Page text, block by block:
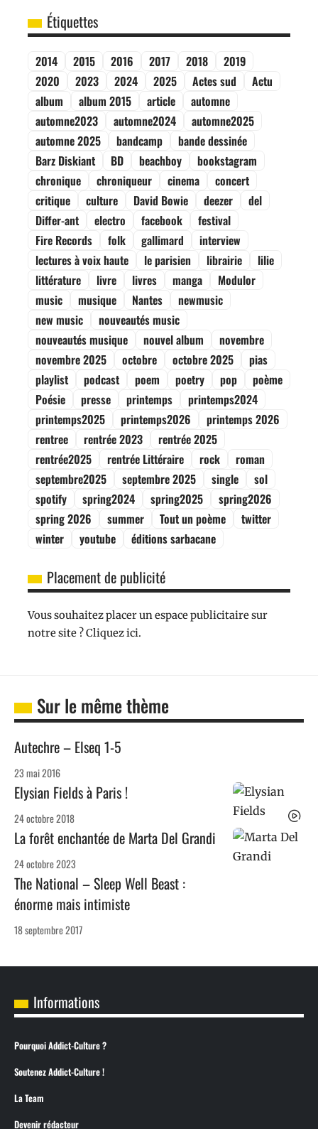
Étiquettes
2014 2015 2016 2017 2018
2019
2020
2023 2024 2025 Actes sud
Actu
album
album 2015 article
automne
automne2023
automne2024
automne2025
automne 2025
bandcamp
bande dessinée
Barz Diskiant
BD beachboy
bookstagram
chronique
chroniqueur cinema
concert
critique
culture David Bowie deezer
del
Differ-ant
electro facebook
festival
Fire Records
folk gallimard
interview
lectures à voix haute
le parisien librairie
lilie
littérature
livre livres manga
Modulor
music
musique Nantes
newmusic
new music
nouveautés music
nouveautés musique
nouvel album
novembre
novembre 2025
octobre octobre 2025
pias
playlist
podcast poem poetry pop
poème
Poésie
presse printemps
printemps2024
printemps2025
printemps2026
printemps 2026
rentree
rentrée 2023
rentrée 2025
rentrée2025
rentrée Littéraire rock
roman
septembre2025
septembre 2025 single
sol
spotify
spring2024 spring2025
spring2026
spring 2026
summer Tout un poème
twitter
winter
youtube éditions sarbacane
Placement de publicité
Vous souhaitez placer un espace publicitaire sur
notre site ? Cliquez ici.
Sur le même thème
Autechre – Elseq 1-5
23 mai 2016
Elysian Fields à Paris !
24 octobre 2018
La forêt enchantée de Marta Del Grandi
24 octobre 2023
The National – Sleep Well Beast :
énorme mais intimiste
18 septembre 2017
Informations
Pourquoi Addict-Culture ?
Soutenez Addict-Culture !
La Team
Devenir rédacteur